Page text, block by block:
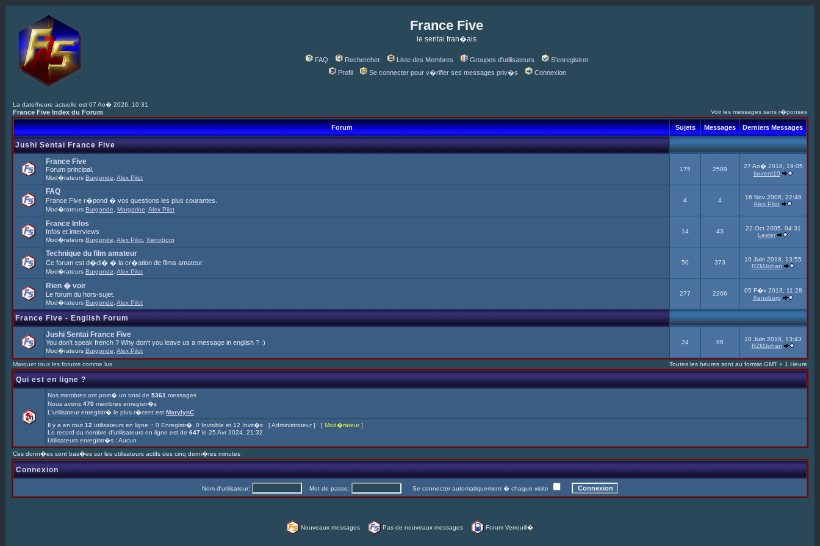
France Five
le sentai fran�ais
FAQ Rechercher Liste des Membres Groupes d'utilisateurs
S'enregistrer
Profil
Se connecter pour v�rifier ses messages priv�s Connexion
La date/heure actuelle est 07 Ao� 2026, 10:31
France Five Index du Forum Voir les messages sans r�ponses
Forum Sujets Messages Derniers Messages
Jushi Sentai France Five
France Five
Forum principal.
Mod�rateurs Burgonde Alex Pilot
175 2589
27 Ao� 2018, 19:05
laurent10
FAQ
France Five r�pond � vos questions les plus courantes.
Mod�rateurs Burgonde Margarine Alex Pilot
4 4
16 Nov 2006, 22:48
Alex Pilot
France Infos
Infos et interviews
Mod�rateurs Burgonde Alex Pilot Xenoborg
14 43
22 Oct 2005, 04:31
Lester
Technique du film amateur
Ce forum est d�di� � la cr�ation de films amateur.
Mod�rateurs Burgonde Alex Pilot
50 373
10 Juin 2018, 13:55
RZMJohan
Rien � voir
Le forum du hors-sujet.
Mod�rateurs Burgonde Alex Pilot
277 2266
05 F�v 2013, 11:28
Xenoborg
France Five - English Forum
Jushi Sentai France Five
You don't speak french ? Why don't you leave us a message in english ? :)
Mod�rateurs Burgonde Alex Pilot
24 86
10 Juin 2018, 13:43
RZMJohan
Marquer tous les forums comme lus Toutes les heures sont au format GMT + 1 Heure
Qui est en ligne ?
Nos membres ont post� un total de 5361 messages
Nous avons 470 membres enregistr�s
L'utilisateur enregistr� le plus r�cent est MarylynC
Il y a en tout 12 utilisateurs en ligne :: 0 Enregistr�, 0 Invisible et 12 Invit�s [Administrateur] [ Mod�rateur]
Le record du nombre d'utilisateurs en ligne est de 647 le 25 Avr 2024, 21:32
Utilisateurs enregistr�s : Aucun
Ces donn�es sont bas�es sur les utilisateurs actifs des cinq derni�res minutes
Connexion
Nom d'utilisateur: Mot de passe: Se connecter automatiquement � chaque visite
Nouveaux messages Pas de nouveaux messages Forum Verrouill�